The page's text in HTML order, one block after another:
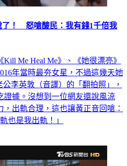
了！ 怒嗆酸民：我有錢1千倍我
Me Heal Me》、《她很漂亮》
年當時最夯女星，不過這幾天她
公李英敦（音譯）的「翻拍照」，
證據。沒想到一位網友還說風涼
出軌合理，這也讓黃正音回嗆：
也是我出軌！」